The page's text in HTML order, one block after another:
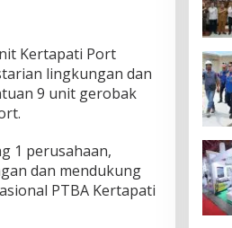
Kertapati Port
lingkungan dan
9 unit gerobak
1 perusahaan,
dan mendukung
PTBA Kertapati